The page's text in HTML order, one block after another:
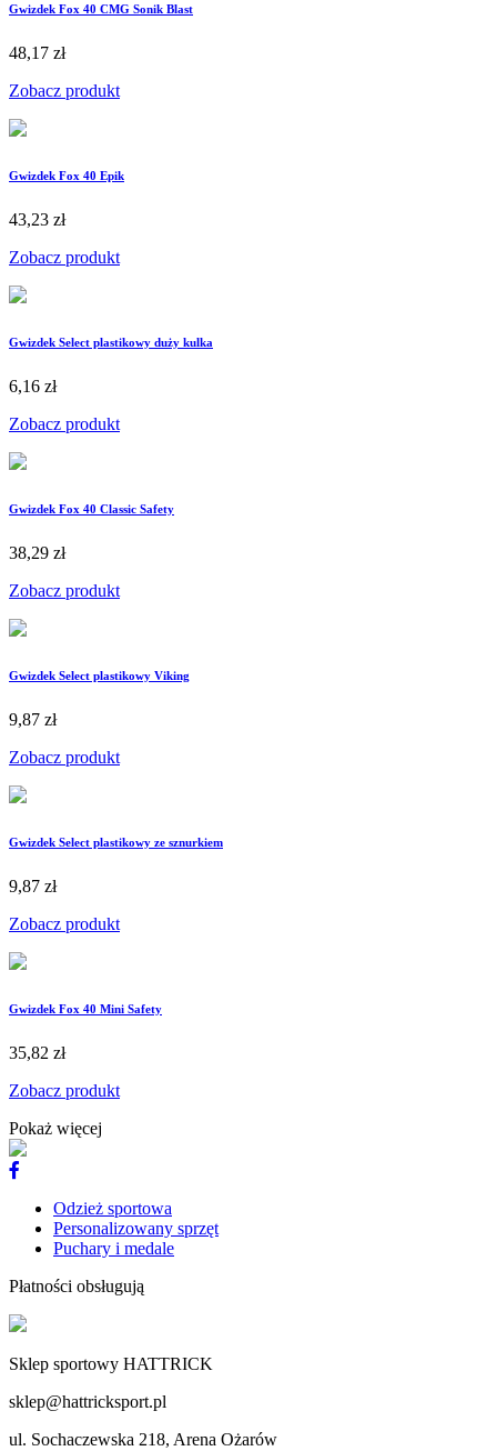
Gwizdek Fox 40 CMG Sonik Blast
48,17 zł
Zobacz produkt
Gwizdek Fox 40 Epik
43,23 zł
Zobacz produkt
Gwizdek Select plastikowy duży kulka
6,16 zł
Zobacz produkt
Gwizdek Fox 40 Classic Safety
38,29 zł
Zobacz produkt
Gwizdek Select plastikowy Viking
9,87 zł
Zobacz produkt
Gwizdek Select plastikowy ze sznurkiem
9,87 zł
Zobacz produkt
Gwizdek Fox 40 Mini Safety
35,82 zł
Zobacz produkt
Pokaż więcej
Odzież sportowa
Personalizowany sprzęt
Puchary i medale
Płatności obsługują
Sklep sportowy HATTRICK
sklep@hattricksport.pl
ul. Sochaczewska 218, Arena Ożarów